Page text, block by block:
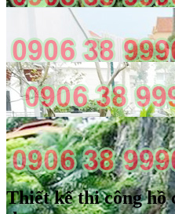
Thiết kế thi công hồ